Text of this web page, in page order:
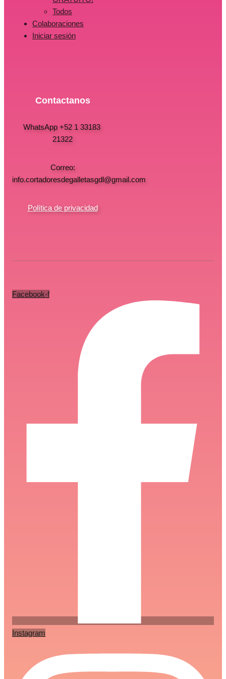
Todos
Colaboraciones
Iniciar sesión
Contactanos
WhatsApp +52 1 33183
21322
Correo:
info.cortadoresdegalletasgdl@gmail.com
Política de privacidad
Facebook-f
Instagram